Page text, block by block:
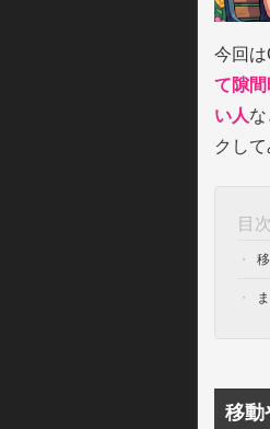
今回
て隙
い人
クし
目
移動